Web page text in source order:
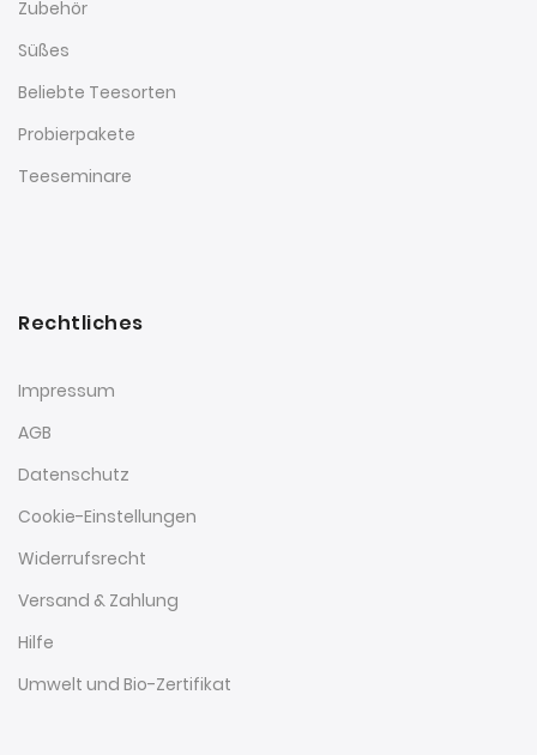
Zubehör
Süßes
Beliebte Teesorten
Probierpakete
Teeseminare
Rechtliches
Impressum
AGB
Datenschutz
Cookie-Einstellungen
Widerrufsrecht
Versand & Zahlung
Hilfe
Umwelt und Bio-Zertifikat